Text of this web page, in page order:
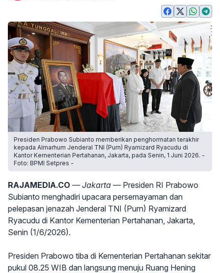
Presiden Prabowo Subianto memberikan penghormatan terakhir
kepada Almarhum Jenderal TNI (Purn) Ryamizard Ryacudu di
Kantor Kementerian Pertahanan, Jakarta, pada Senin, 1 Juni 2026. -
Foto: BPMI Setpres -
RAJAMEDIA.CO — Jakarta —Presiden RI Prabowo
Subianto menghadiri upacara persemayaman dan
pelepasan jenazah Jenderal TNI (Purn) Ryamizard
Ryacudu di Kantor Kementerian Pertahanan, Jakarta,
Senin (1/6/2026).
Presiden Prabowo tiba di Kementerian Pertahanan sekitar
pukul 08.25 WIB dan langsung menuju Ruang Hening